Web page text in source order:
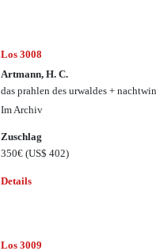
Los 3008
Artmann, H. C.
das prahlen des urwaldes +
Im Archiv
Zuschlag
350€(US$ 402)
Details
Los 3009